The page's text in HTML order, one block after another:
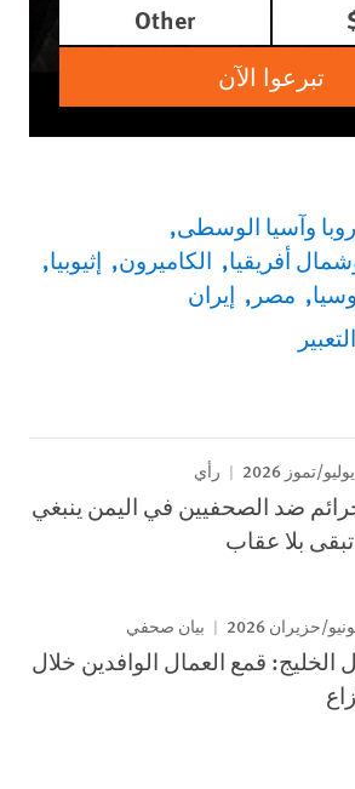
Other
تبرعوا الآن
وآسيا الوسطى
أفريقيا الكاميرون إثيوبيا
مصر
إيران
رأي
ضد الصحفيين في اليمن ينبغي
تبقى بلا عقاب
بيان صحفي
الخليج: قمع العمال الوافدين خلال